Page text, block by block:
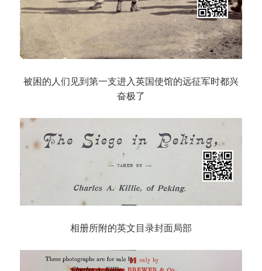
被困的人们见到第一支进入英国使馆的远征军时都兴
奋极了
相册所附的英文目录封面局部